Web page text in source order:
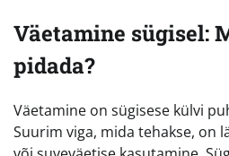
Väetamine sügisel:
pidada?
Väetamine on sügisese külvi
Suurim viga, mida tehakse, on